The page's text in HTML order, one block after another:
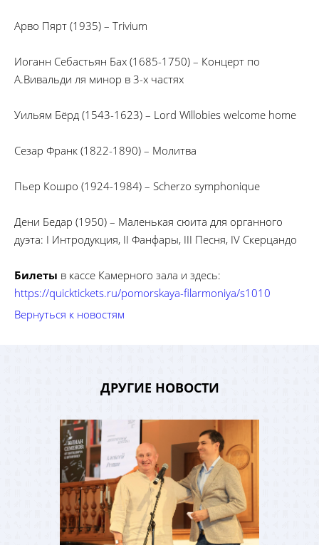
Арво Пярт (1935) – Trivium
Иоганн Себастьян Бах (1685-1750) – Концерт по
А.Вивальди ля минор в 3-х частях
Уильям Бёрд (1543-1623) – Lord Willobies welcome home
Сезар Франк (1822-1890) – Молитва
Пьер Кошро (1924-1984) – Scherzo symphonique
Дени Бедар (1950) – Маленькая сюита для органного
дуэта: I Интродукция, II Фанфары, III Песня, IV Скерцандо
Билеты в кассе Камерного зала и здесь:
https://quicktickets.ru/pomorskaya-filarmoniya/s1010
Вернуться к новостям
ДРУГИЕ НОВОСТИ